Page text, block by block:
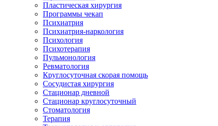
Пластическая хирургия
Программы чекап
Психиатрия
Психиатрия-наркология
Психология
Психотерапия
Пульмонология
Ревматология
Круглосуточная скорая помощь
Сосудистая хирургия
Стационар дневной
Стационар круглосуточный
Стоматология
Терапия